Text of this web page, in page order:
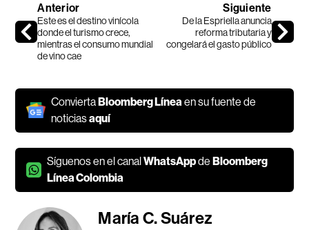
Anterior
Este es el destino vinícola
donde el turismo crece,
mientras el consumo mundial
de vino cae
Siguiente
De la Espriella anuncia
reforma tributaria y
congelará el gasto público
ConviertaBloomberg Línea en su fuente de
noticiasaquí
Síguenos en el canalWhatsAppdeBloomberg
Línea Colombia
María C. Suárez